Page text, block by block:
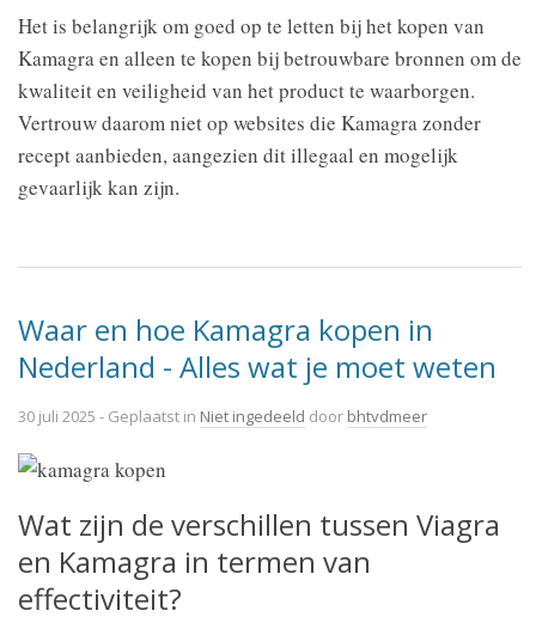
Het is belangrijk om goed op te letten bij het kopen van
Kamagra en alleen te kopen bij betrouwbare bronnen om de
kwaliteit en veiligheid van het product te waarborgen.
Vertrouw daarom niet op websites die Kamagra zonder
recept aanbieden, aangezien dit illegaal en mogelijk
gevaarlijk kan zijn.
Waar en hoe Kamagra kopen in
Nederland - Alles wat je moet weten
30 juli 2025 - Geplaatst in Niet ingedeeld door bhtvdmeer
Wat zijn de verschillen tussen Viagra
en Kamagra in termen van
effectiviteit?